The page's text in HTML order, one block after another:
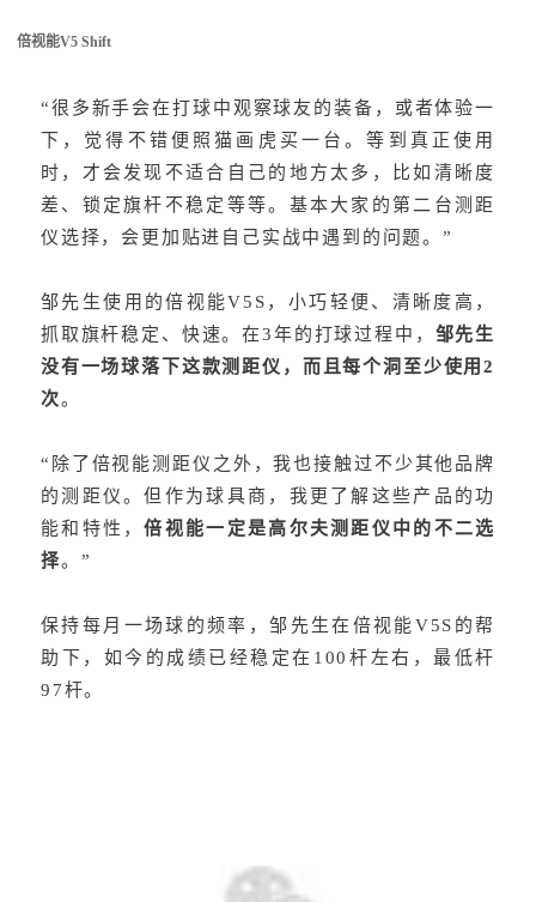
倍视能V5 Shift
“很多新手会在打球中观察球友的装备，或者体验一
下，觉得不错便照猫画虎买一台。等到真正使用
时，才会发现不适合自己的地方太多，比如清晰度
差、锁定旗杆不稳定等等。基本大家的第二台测距
仪选择，会更加贴进自己实战中遇到的问题。”
邹先生使用的倍视能V5S，小巧轻便、清晰度高，
抓取旗杆稳定、快速。在3年的打球过程中， 邹先生
没有一场球落下这款测距仪，而且每个洞至少使用2
次。
“除了倍视能测距仪之外，我也接触过不少其他品牌
的测距仪。但作为球具商，我更了解这些产品的功
能和特性，倍视能一定是高尔夫测距仪中的不二选
择。”
保持每月一场球的频率，邹先生在倍视能V5S的帮
助下，如今的成绩已经稳定在100杆左右，最低杆
97杆。